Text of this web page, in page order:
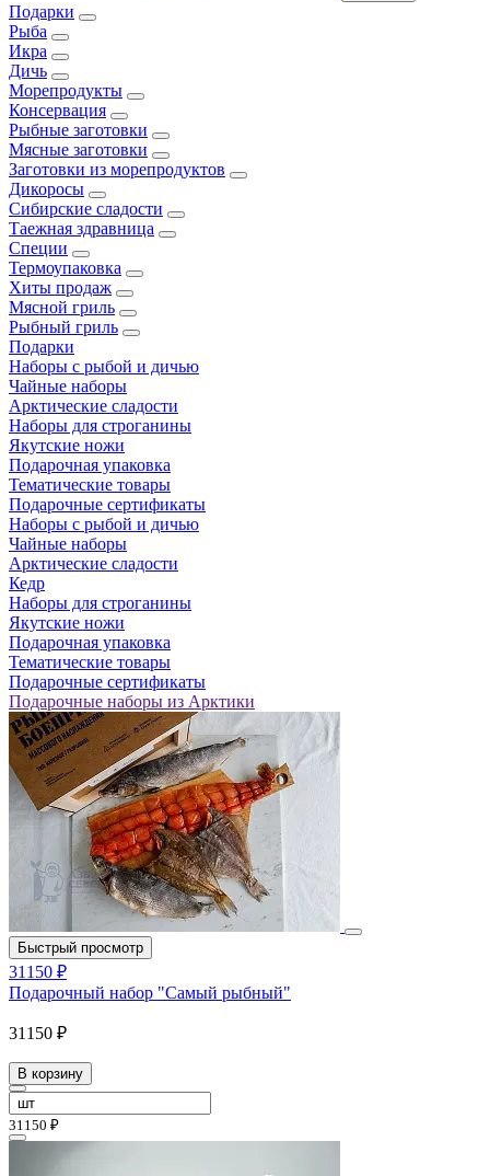
Подарки
Рыба
Икра
Дичь
Морепродукты
Консервация
Рыбные заготовки
Мясные заготовки
Заготовки из морепродуктов
Дикоросы
Сибирские сладости
Таежная здравница
Специи
Термоупаковка
Хиты продаж
Мясной гриль
Рыбный гриль
Подарки
Наборы с рыбой и дичью
Чайные наборы
Арктические сладости
Наборы для строганины
Якутские ножи
Подарочная упаковка
Тематические товары
Подарочные сертификаты
Наборы с рыбой и дичью
Чайные наборы
Арктические сладости
Кедр
Наборы для строганины
Якутские ножи
Подарочная упаковка
Тематические товары
Подарочные сертификаты
Подарочные наборы из Арктики
Быстрый просмотр
31150 ₽
Подарочный набор "Самый рыбный"
31150 ₽
В корзину
31150 ₽